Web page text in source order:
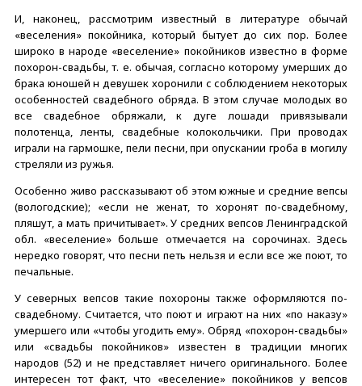
И, наконец, рассмотрим известный в литературе обычай
«веселения» покойника, который бытует до сих пор. Более
широко в народе «веселение» покойников известно в форме
похорон-свадьбы, т. е. обычая, согласно которому умерших до
брака юношей н девушек хоронили с соблюдением некоторых
особенностей свадебного обряда. В этом случае молодых во
все свадебное обряжали, к дуге лошади привязывали
полотенца, ленты, свадебные колокольчики. При проводах
играли на гармошке, пели песни, при опускании гроба в могилу
стреляли из ружья.
Особенно живо рассказывают об этом южные и средние вепсы
(вологодские); «если не женат, то хоронят по-свадебному,
пляшут, а мать причитывает». У средних вепсов Ленинградской
обл. «веселение» больше отмечается на сорочинах. Здесь
нередко говорят, что песни петь нельзя и если все же поют, то
печальные.
У северных вепсов такие похороны также оформляются по-
свадебному. Считается, что поют и играют на них «по наказу»
умершего или «чтобы угодить ему». Обряд «похорон-свадьбы»
или «свадьбы покойников» известен в традиции многих
народов (52) и не представляет ничего оригинального. Более
интересен тот факт, что «веселение» покойников у вепсов